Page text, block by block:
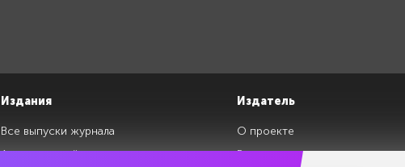
Издания
Все выпуски журнала
Архив изданий
Издатель
О проекте
Редакция